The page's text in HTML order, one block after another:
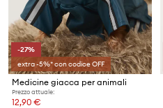
-27%
extra -5%* con codice OFF
Medicine giacca per animali
Prezzo attuale:
12,90 €